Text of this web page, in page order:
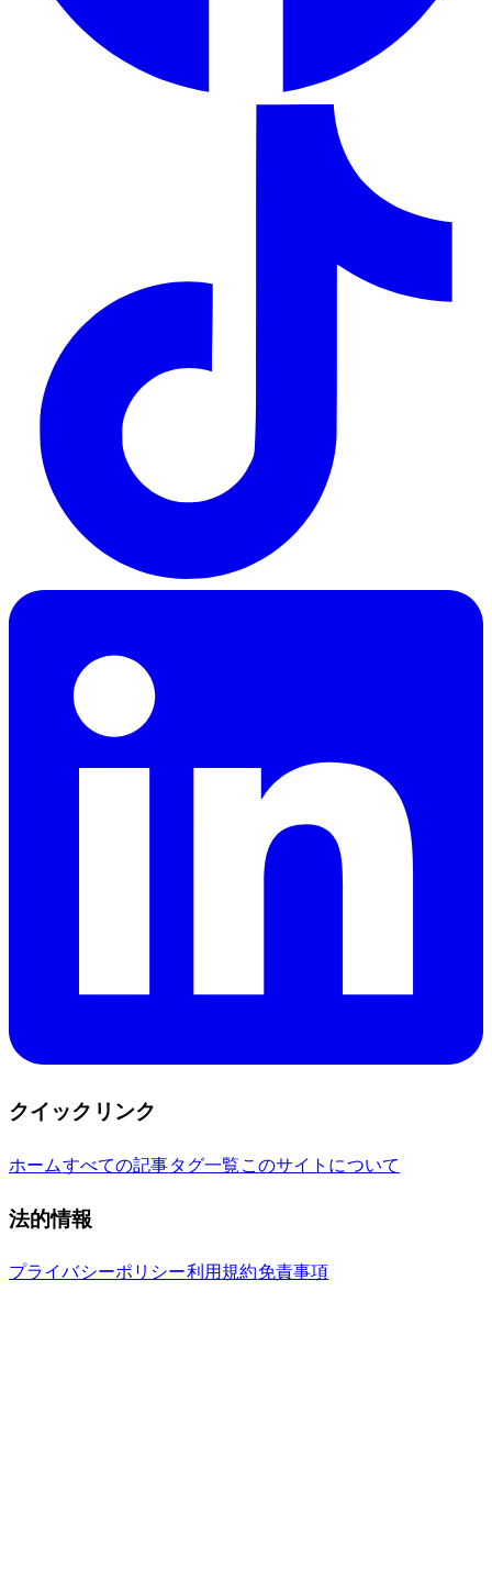
クイックリンク
ホームすべての記事タグ一覧 このサイトについて
法的情報
プライバシーポリシー利用規約免責事項